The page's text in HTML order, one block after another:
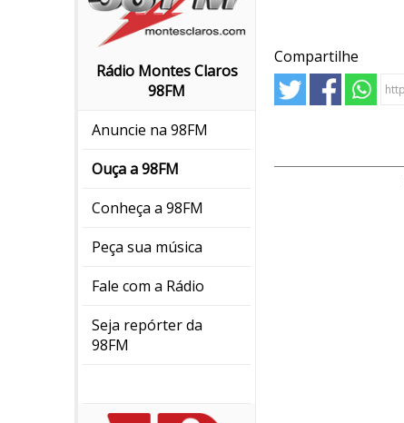
Rádio Montes Claros
98FM
Anuncie na 98FM
Ouça a 98FM
Conheça a 98FM
Peça sua música
Fale com a Rádio
Seja repórter da
98FM
Compartilhe